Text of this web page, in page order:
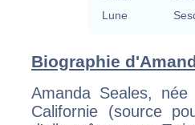
Lune
Biographie
Amanda Seales,
Californie (source